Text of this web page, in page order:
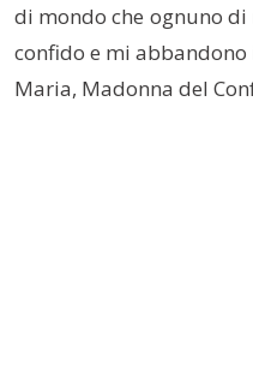
di mondo che ognuno
confido e mi abbandono
Maria, Madonna del